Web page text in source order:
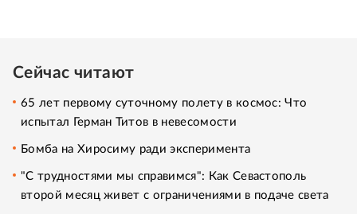
Сейчас читают
65 лет первому суточному полету в космос: Что
испытал Герман Титов в невесомости
Бомба на Хиросиму ради эксперимента
"С трудностями мы справимся": Как Севастополь
второй месяц живет с ограничениями в подаче света